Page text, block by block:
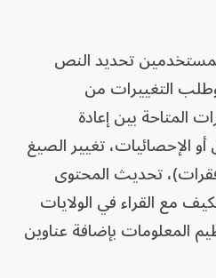
تحديد النص
التغييرات من
المتاحة بين إعادة
الإحصائيات، تغيير الصيغ
تحديث المحتوى
مع القراء في الولايات
المعلومات بإضافة عناوين